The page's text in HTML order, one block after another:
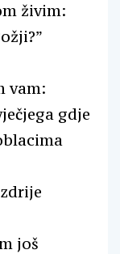
živim:
vam:
gdje
još